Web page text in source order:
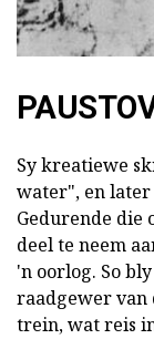
Sy kreatiewe
water", en
Gedurende die
deel te neem
'n oorlog. So
raadgewer van
trein, wat reis